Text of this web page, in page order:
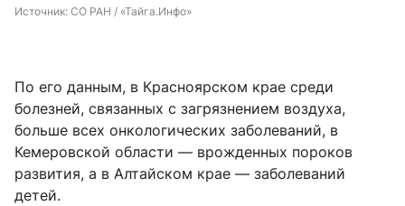
Источник: СО РАН / «Тайга.Инфо»
По его данным, в Красноярском крае среди
болезней, связанных с загрязнением воздуха,
больше всех онкологических заболеваний, в
Кемеровской области — врожденных пороков
развития, а в Алтайском крае — заболеваний
детей.